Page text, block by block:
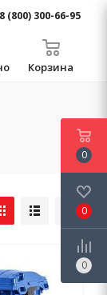
8 (800) 300-66-95
Корзина
0
0
0